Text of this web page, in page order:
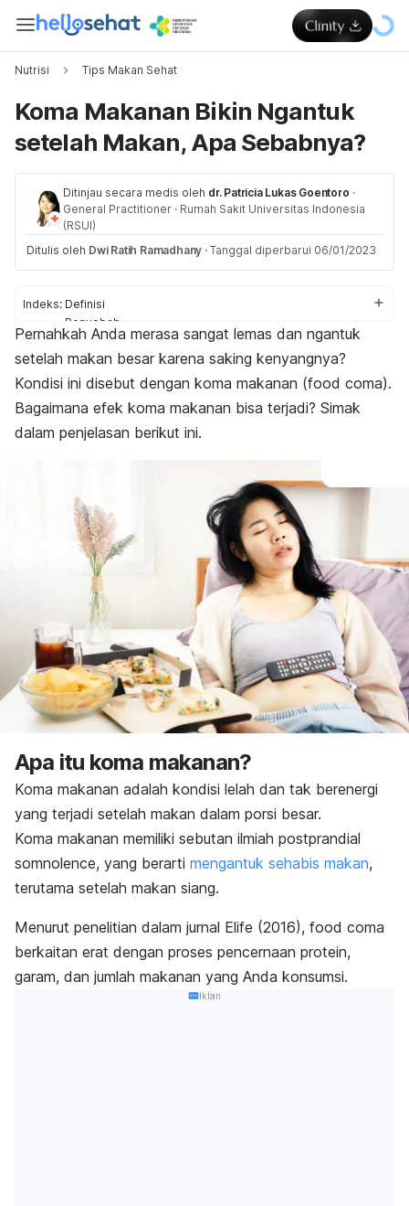
Nutrisi Tips Makan Sehat
Koma Makanan Bikin Ngantuk
setelah Makan, Apa Sebabnya?
Ditinjau secara medis oleh dr. Patricia Lukas Goentoro ·
General Practitioner · Rumah Sakit Universitas Indonesia
(RSUI)
Ditulis oleh Dwi Ratih Ramadhany · Tanggal diperbarui 06/01/2023
Indeks: Definisi
Penyebab
Dampak kesehatan
Cara mengatasi
Pernahkah Anda merasa sangat lemas dan ngantuk
setelah makan besar karena saking kenyangnya?
Kondisi ini disebut dengan koma makanan (food coma).
Bagaimana efek koma makanan bisa terjadi? Simak
dalam penjelasan berikut ini.
Apa itu koma makanan?
Koma makanan adalah kondisi lelah dan tak berenergi
yang terjadi setelah makan dalam porsi besar.
Koma makanan memiliki sebutan ilmiah postprandial
somnolence, yang berarti mengantuk sehabis makan,
terutama setelah makan siang.
Menurut penelitian dalam jurnal Elife (2016), food coma
berkaitan erat dengan proses pencernaan protein,
garam, dan jumlah makanan yang Anda konsumsi.
Iklan